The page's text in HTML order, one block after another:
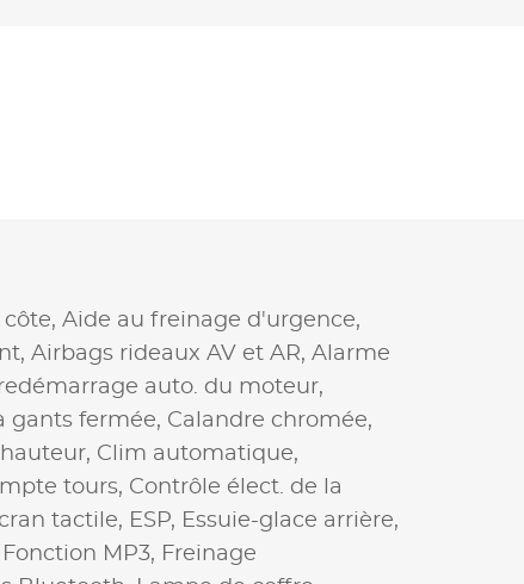
Aide au freinage d'urgence,
Airbags rideaux AV et AR, Alarme
auto. du moteur,
gants fermée, Calandre chromée,
Clim automatique,
tours, Contrôle élect. de la
tactile, ESP, Essuie-glace arrière,
Fonction MP3, Freinage